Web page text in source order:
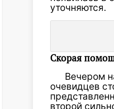
уточняются.
Скорая
Вечером
очевидцев
второй